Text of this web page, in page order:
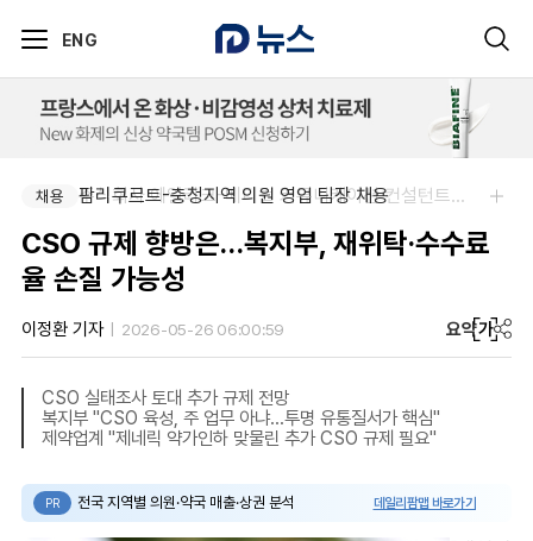
ENG
채용 주식회사 에일리크-메디컬 커뮤니케이션 컨설턴트(Associate) / 메디컬라이터 채용
채용 팜리쿠르트-충청지역 의원 영업 팀장 채용
CSO 규제 향방은…복지부, 재위탁·수수료
율 손질 가능성
이정환 기자 2026-05-26 06:00:59 요약가
CSO 실태조사 토대 추가 규제 전망
복지부 "CSO 육성, 주 업무 아냐…투명 유통질서가 핵심"
제약업계 "제네릭 약가인하 맞물린 추가 CSO 규제 필요"
PR 전국 지역별 의원·약국 매출·상권 분석 데일리팜맵 바로가기